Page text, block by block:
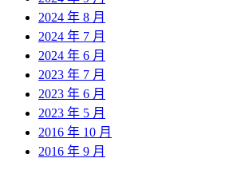
2024 年 8 月
2024 年 7 月
2024 年 6 月
2023 年 7 月
2023 年 6 月
2023 年 5 月
2016 年 10 月
2016 年 9 月